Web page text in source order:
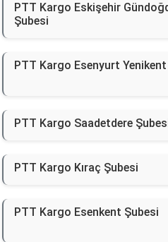
PTT Kargo Eskişehir
Şubesi
PTT Kargo Esenyurt
PTT Kargo Saadetdere
PTT Kargo Kıraç Şubesi
PTT Kargo Esenkent Şubesi